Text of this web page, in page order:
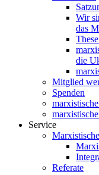
Wir
das
die
Mitglied
Spenden
Service
Referate